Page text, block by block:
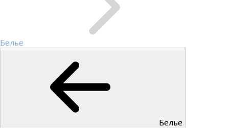
Белье
Белье